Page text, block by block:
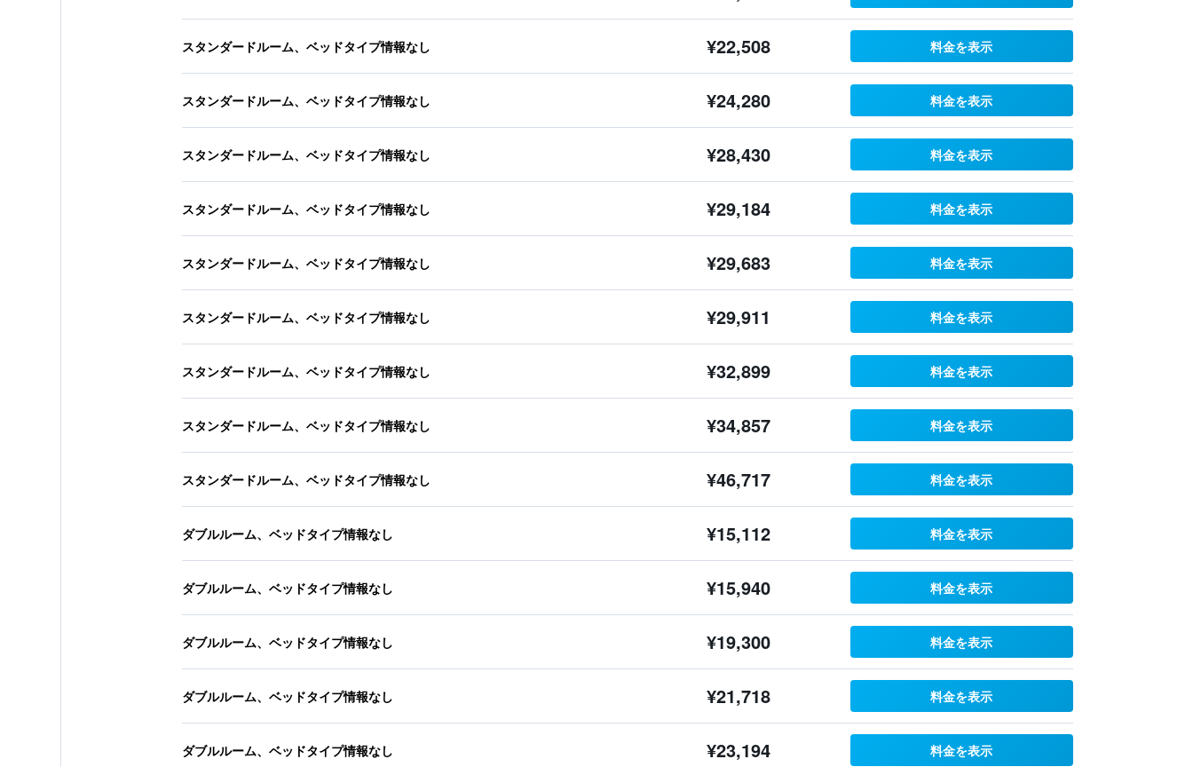
スタンダードルーム、ベッドタイプ情報なし ¥22,508 料金を表示
スタンダードルーム、ベッドタイプ情報なし ¥24,280 料金を表示
スタンダードルーム、ベッドタイプ情報なし ¥28,430 料金を表示
スタンダードルーム、ベッドタイプ情報なし ¥29,184 料金を表示
スタンダードルーム、ベッドタイプ情報なし ¥29,683 料金を表示
スタンダードルーム、ベッドタイプ情報なし ¥29,911 料金を表示
スタンダードルーム、ベッドタイプ情報なし ¥32,899 料金を表示
スタンダードルーム、ベッドタイプ情報なし ¥34,857 料金を表示
スタンダードルーム、ベッドタイプ情報なし ¥46,717 料金を表示
ダブルルーム、ベッドタイプ情報なし ¥15,112 料金を表示
ダブルルーム、ベッドタイプ情報なし ¥15,940 料金を表示
ダブルルーム、ベッドタイプ情報なし ¥19,300 料金を表示
ダブルルーム、ベッドタイプ情報なし ¥21,718 料金を表示
ダブルルーム、ベッドタイプ情報なし ¥23,194 料金を表示